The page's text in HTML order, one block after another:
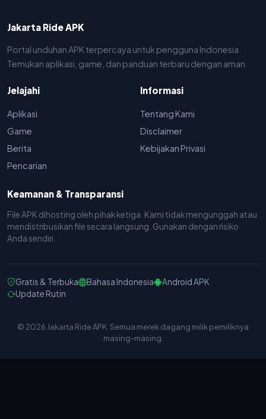
Jakarta Ride APK
Portal unduhan APK terpercaya untuk pengguna Indonesia.
Temukan aplikasi, game, dan panduan terbaru dengan aman.
Jelajahi
Aplikasi
Game
Berita
Pencarian
Informasi
Tentang Kami
Disclaimer
Kebijakan Privasi
Keamanan & Transparansi
File APK dihosting oleh pihak ketiga. Kami tidak mengunggah atau
mendistribusikan file secara langsung. Gunakan dengan risiko
Anda sendiri.
Gratis & Terbuka Bahasa Indonesia
Android APK
Update Rutin
© 2026 Jakarta Ride APK. Semua merek dagang milik pemiliknya
masing-masing.